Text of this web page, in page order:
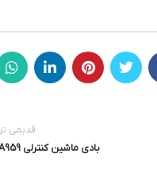
قدیمی تر
بادی ماشین کنترلی A959